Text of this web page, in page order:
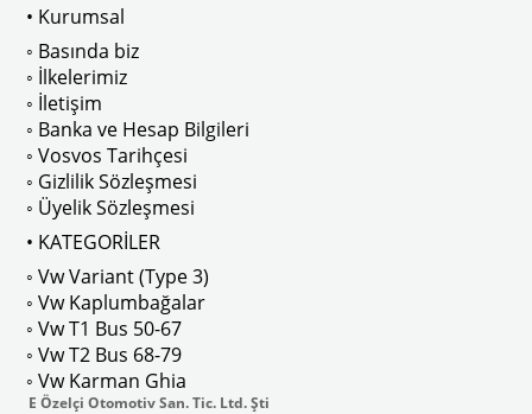
• Kurumsal
◦ Basında biz
◦ İlkelerimiz
◦ İletişim
◦ Banka ve Hesap Bilgileri
◦ Vosvos Tarihçesi
◦ Gizlilik Sözleşmesi
◦ Üyelik Sözleşmesi
• KATEGORİLER
◦ Vw Variant (Type 3)
◦ Vw Kaplumbağalar
◦ Vw T1 Bus 50-67
◦ Vw T2 Bus 68-79
◦ Vw Karman Ghia
E Özelçi Otomotiv San. Tic. Ltd. Şti